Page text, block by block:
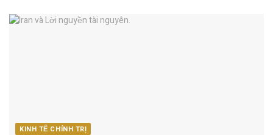
KINH TẾ CHÍNH TRỊ